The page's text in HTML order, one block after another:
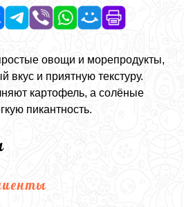
овощи и морепродукты,
вкус и приятную текстуру.
картофель, а солёные
пикантность.